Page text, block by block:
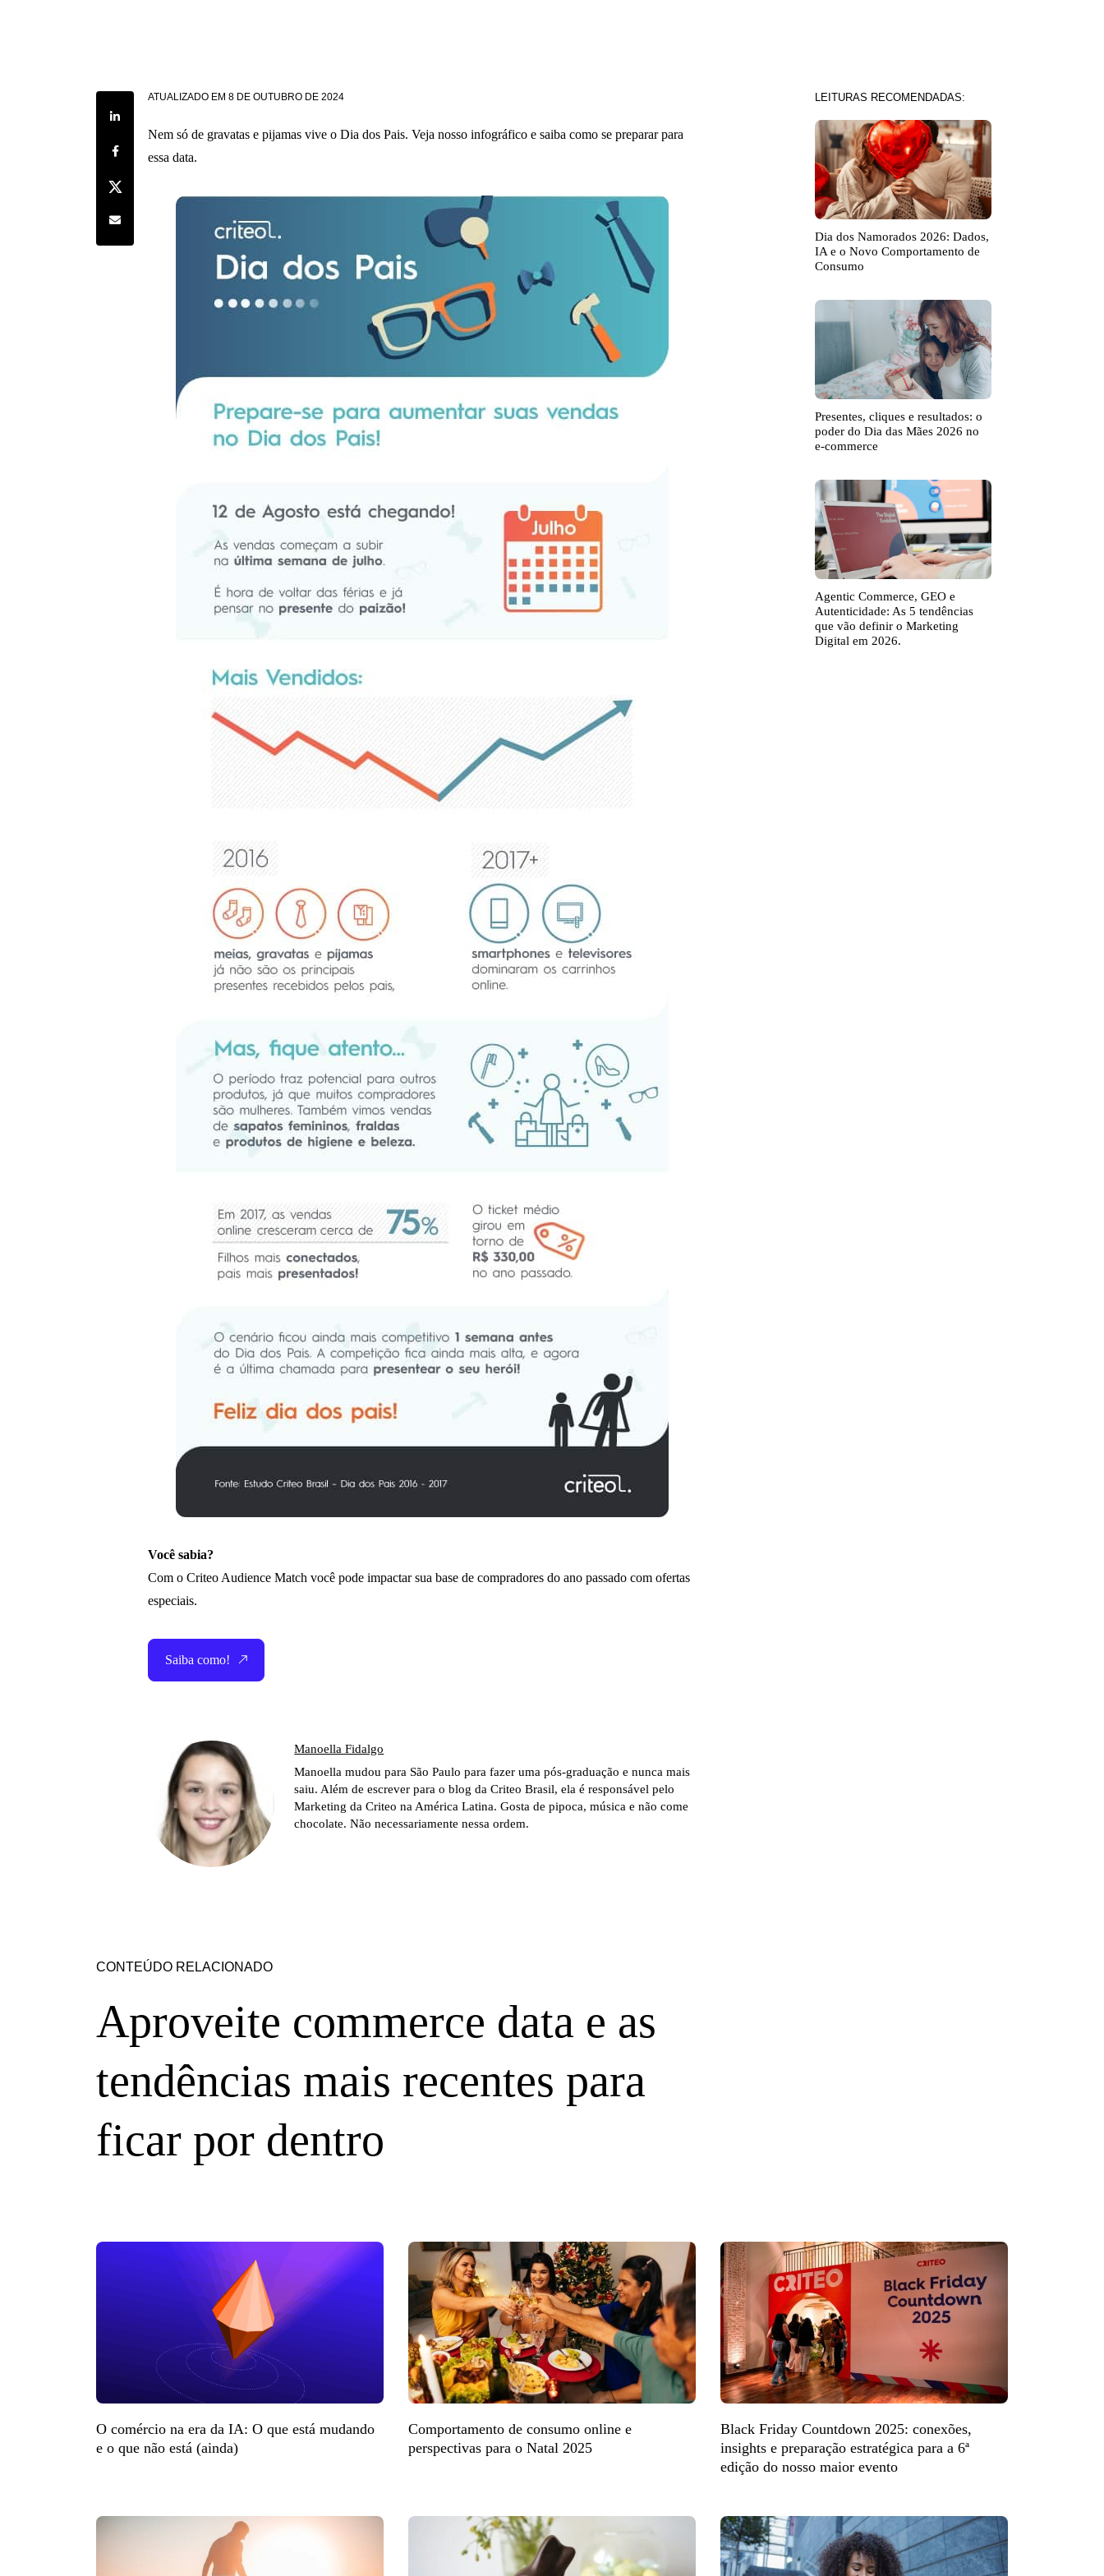
Share on LinkedIn
Share on Facebook
Share on Twitter
Share by e-mail
ATUALIZADO EM 8 DE OUTUBRO DE 2024
Nem só de gravatas e pijamas vive o Dia dos Pais. Veja nosso infográfico e saiba como se preparar para
essa data.
Você sabia?
Com o Criteo Audience Match você pode impactar sua base de compradores do ano passado com ofertas
especiais.
Saiba como!
Manoella Fidalgo
Manoella mudou para São Paulo para fazer uma pós-graduação e nunca mais
saiu. Além de escrever para o blog da Criteo Brasil, ela é responsável pelo
Marketing da Criteo na América Latina. Gosta de pipoca, música e não come
chocolate. Não necessariamente nessa ordem.
LEITURAS RECOMENDADAS:
Dia dos Namorados 2026: Dados,
IA e o Novo Comportamento de
Consumo
Presentes, cliques e resultados: o
poder do Dia das Mães 2026 no
e-commerce
Agentic Commerce, GEO e
Autenticidade: As 5 tendências
que vão definir o Marketing
Digital em 2026.
CONTEÚDO RELACIONADO
Aproveite commerce data e as
tendências mais recentes para
ficar por dentro
O comércio na era da IA: O que está mudando
e o que não está (ainda)
Comportamento de consumo online e
perspectivas para o Natal 2025
Black Friday Countdown 2025: conexões,
insights e preparação estratégica para a 6ª
edição do nosso maior evento